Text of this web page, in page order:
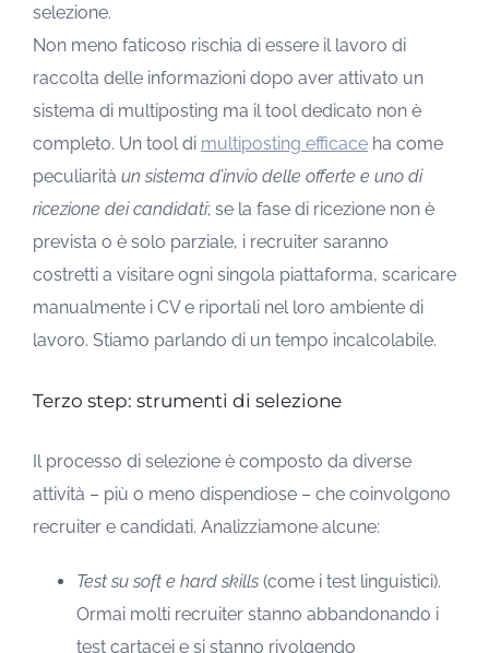
selezione.
Non meno faticoso rischia di essere il lavoro di
raccolta delle informazioni dopo aver attivato un
sistema di multiposting ma il tool dedicato non è
completo. Un tool di multiposting efficaceha come
peculiarità un sistema d’invio delle offerte e uno di
ricezione dei candidati; se la fase di ricezione non è
prevista o è solo parziale, i recruiter saranno
costretti a visitare ogni singola piattaforma, scaricare
manualmente i CV e riportali nel loro ambiente di
lavoro. Stiamo parlando di un tempo incalcolabile.
Terzo step: strumenti di selezione
Il processo di selezione è composto da diverse
attività – più o meno dispendiose – che coinvolgono
recruiter e candidati. Analizziamone alcune:
Test su soft e hard skills(come i test linguistici).
Ormai molti recruiter stanno abbandonando i
test cartacei e si stanno rivolgendo